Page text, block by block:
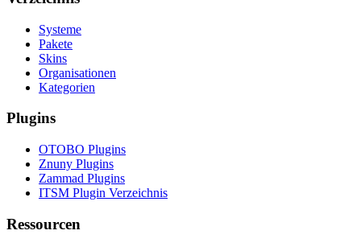
Systeme
Pakete
Skins
Organisationen
Kategorien
Plugins
OTOBO Plugins
Znuny Plugins
Zammad Plugins
ITSM Plugin Verzeichnis
Ressourcen